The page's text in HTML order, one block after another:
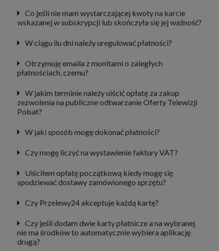
Co jeśli nie mam wystarczającej kwoty na karcie
wskazanej w subskrypcji lub skończyła się jej ważność?
W ciągu ilu dni należy uregulować płatności?
Otrzymuję emaila z monitami o zaległych
płatnościach, czemu?
W jakim terminie należy uiścić opłatę za zakup
zezwolenia na publiczne odtwarzanie Oferty Telewizji
Polsat?
W jaki sposób mogę dokonać płatności?
Czy mogę liczyć na wystawienie faktury VAT?
Uiściłem opłatę początkową kiedy mogę się
spodziewać dostawy zamówionego sprzętu?
Czy Przelewy24 akceptuje każdą kartę?
Czy jeśli dodam dwie karty płatnicze a na wybranej
nie ma środków to automatycznie wybiera aplikację
drugą?